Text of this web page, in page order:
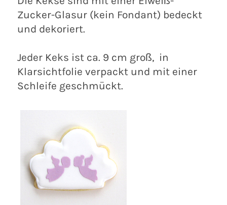
Zucker-Glasur (kein Fondant) bedeckt
und dekoriert.
Jeder Keks ist ca. 9 cm groß, in
Klarsichtfolie verpackt und mit einer
Schleife geschmückt.